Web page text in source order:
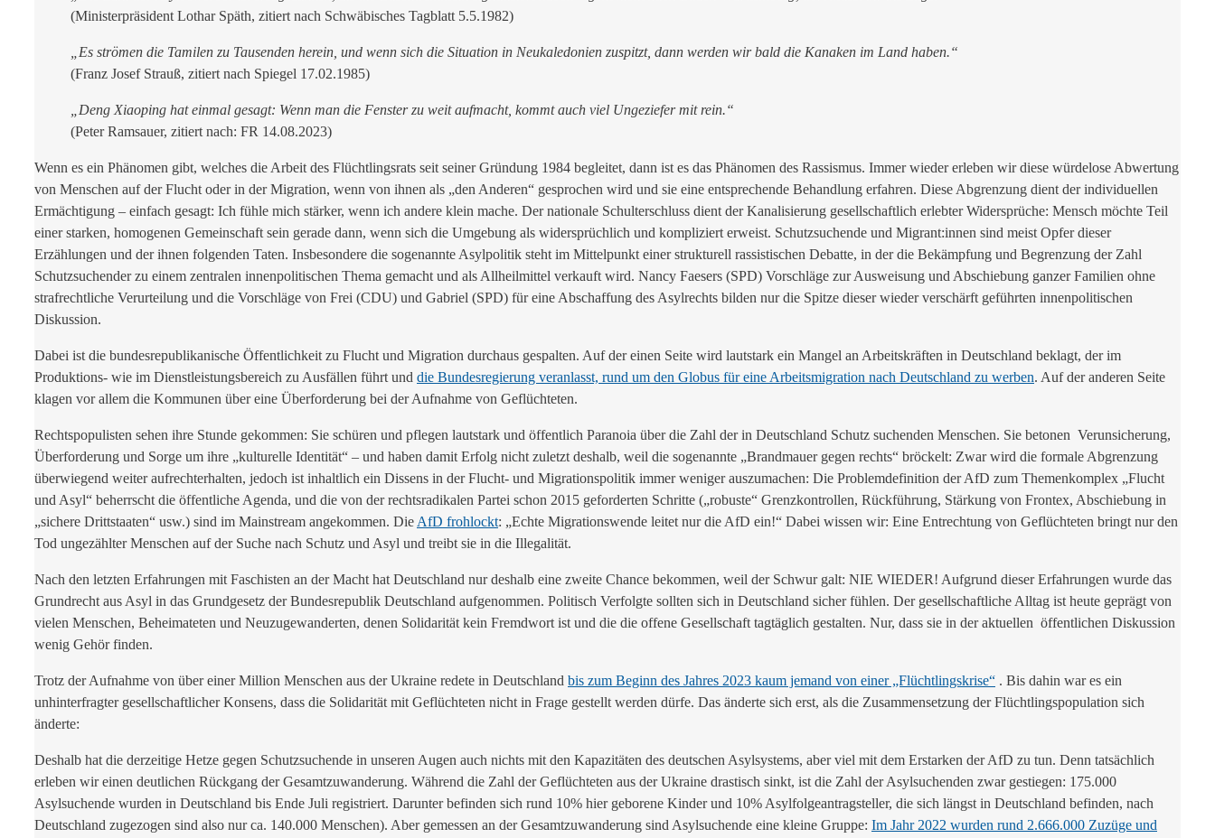
(Ministerpräsident Lothar Späth, zitiert nach Schwäbisches Tagblatt 5.5.1982)
„Es strömen die Tamilen zu Tausenden herein, und wenn sich die Situation in Neukaledonien zuspitzt, dann werden wir bald die Kanaken im Land haben.“
(Franz Josef Strauß, zitiert nach Spiegel 17.02.1985)
„Deng Xiaoping hat einmal gesagt: Wenn man die Fenster zu weit aufmacht, kommt auch viel Ungeziefer mit rein.“
(Peter Ramsauer, zitiert nach: FR 14.08.2023)
Wenn es ein Phänomen gibt, welches die Arbeit des Flüchtlingsrats seit seiner Gründung 1984 begleitet, dann ist es das Phänomen des Rassismus. Immer wieder erleben wir diese würdelose Abwertung
von Menschen auf der Flucht oder in der Migration, wenn von ihnen als „den Anderen“ gesprochen wird und sie eine entsprechende Behandlung erfahren. Diese Abgrenzung dient der individuellen
Ermächtigung – einfach gesagt: Ich fühle mich stärker, wenn ich andere klein mache. Der nationale Schulterschluss dient der Kanalisierung gesellschaftlich erlebter Widersprüche: Mensch möchte Teil
einer starken, homogenen Gemeinschaft sein gerade dann, wenn sich die Umgebung als widersprüchlich und kompliziert erweist. Schutzsuchende und Migrant:innen sind meist Opfer dieser
Erzählungen und der ihnen folgenden Taten. Insbesondere die sogenannte Asylpolitik steht im Mittelpunkt einer strukturell rassistischen Debatte, in der die Bekämpfung und Begrenzung der Zahl
Schutzsuchender zu einem zentralen innenpolitischen Thema gemacht und als Allheilmittel verkauft wird. Nancy Faesers (SPD) Vorschläge zur Ausweisung und Abschiebung ganzer Familien ohne
strafrechtliche Verurteilung und die Vorschläge von Frei (CDU) und Gabriel (SPD) für eine Abschaffung des Asylrechts bilden nur die Spitze dieser wieder verschärft geführten innenpolitischen
Diskussion.
Dabei ist die bundesrepublikanische Öffentlichkeit zu Flucht und Migration durchaus gespalten. Auf der einen Seite wird lautstark ein Mangel an Arbeitskräften in Deutschland beklagt, der im
Produktions- wie im Dienstleistungsbereich zu Ausfällen führt und die Bundesregierung veranlasst, rund um den Globus für eine Arbeitsmigration nach Deutschland zu werben. Auf der anderen Seite
klagen vor allem die Kommunen über eine Überforderung bei der Aufnahme von Geflüchteten.
Rechtspopulisten sehen ihre Stunde gekommen: Sie schüren und pflegen lautstark und öffentlich Paranoia über die Zahl der in Deutschland Schutz suchenden Menschen. Sie betonen Verunsicherung,
Überforderung und Sorge um ihre „kulturelle Identität“ – und haben damit Erfolg nicht zuletzt deshalb, weil die sogenannte „Brandmauer gegen rechts“ bröckelt: Zwar wird die formale Abgrenzung
überwiegend weiter aufrechterhalten, jedoch ist inhaltlich ein Dissens in der Flucht- und Migrationspolitik immer weniger auszumachen: Die Problemdefinition der AfD zum Themenkomplex „Flucht
und Asyl“ beherrscht die öffentliche Agenda, und die von der rechtsradikalen Partei schon 2015 geforderten Schritte („robuste“ Grenzkontrollen, Rückführung, Stärkung von Frontex, Abschiebung in
„sichere Drittstaaten“ usw.) sind im Mainstream angekommen. Die AfD frohlockt: „Echte Migrationswende leitet nur die AfD ein!“ Dabei wissen wir: Eine Entrechtung von Geflüchteten bringt nur den
Tod ungezählter Menschen auf der Suche nach Schutz und Asyl und treibt sie in die Illegalität.
Nach den letzten Erfahrungen mit Faschisten an der Macht hat Deutschland nur deshalb eine zweite Chance bekommen, weil der Schwur galt: NIE WIEDER! Aufgrund dieser Erfahrungen wurde das
Grundrecht aus Asyl in das Grundgesetz der Bundesrepublik Deutschland aufgenommen. Politisch Verfolgte sollten sich in Deutschland sicher fühlen. Der gesellschaftliche Alltag ist heute geprägt von
vielen Menschen, Beheimateten und Neuzugewanderten, denen Solidarität kein Fremdwort ist und die die offene Gesellschaft tagtäglich gestalten. Nur, dass sie in der aktuellen öffentlichen Diskussion
wenig Gehör finden.
Trotz der Aufnahme von über einer Million Menschen aus der Ukraine redete in Deutschland bis zum Beginn des Jahres 2023 kaum jemand von einer „Flüchtlingskrise“ . Bis dahin war es ein
unhinterfragter gesellschaftlicher Konsens, dass die Solidarität mit Geflüchteten nicht in Frage gestellt werden dürfe. Das änderte sich erst, als die Zusammensetzung der Flüchtlingspopulation sich
änderte:
Deshalb hat die derzeitige Hetze gegen Schutzsuchende in unseren Augen auch nichts mit den Kapazitäten des deutschen Asylsystems, aber viel mit dem Erstarken der AfD zu tun. Denn tatsächlich
erleben wir einen deutlichen Rückgang der Gesamtzuwanderung. Während die Zahl der Geflüchteten aus der Ukraine drastisch sinkt, ist die Zahl der Asylsuchenden zwar gestiegen: 175.000
Asylsuchende wurden in Deutschland bis Ende Juli registriert. Darunter befinden sich rund 10% hier geborene Kinder und 10% Asylfolgeantragsteller, die sich längst in Deutschland befinden, nach
Deutschland zugezogen sind also nur ca. 140.000 Menschen). Aber gemessen an der Gesamtzuwanderung sind Asylsuchende eine kleine Gruppe: Im Jahr 2022 wurden rund 2.666.000 Zuzüge und